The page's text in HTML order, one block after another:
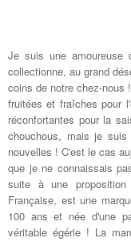
Je suis une amoureuse
collectionne, au grand
coins de notre chez-nous
fruitées et fraîches pour
réconfortantes pour la
chouchous, mais je
nouvelles ! C'est le cas
que je ne connaissais
suite à une
Française, est une
100 ans et née d'une
véritable égérie ! La